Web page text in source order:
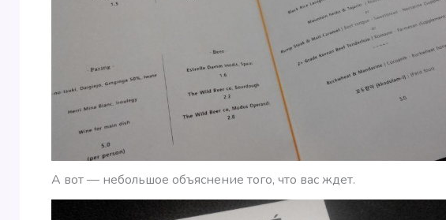
А вот — небольшое объяснение того, что вас ждет.